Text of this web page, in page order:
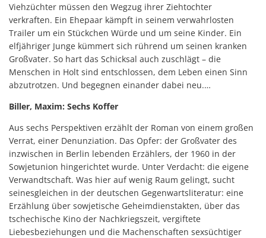
Viehzüchter müssen den Wegzug ihrer Ziehtochter
verkraften. Ein Ehepaar kämpft in seinem verwahrlosten
Trailer um ein Stückchen Würde und um seine Kinder. Ein
elfjähriger Junge kümmert sich rührend um seinen kranken
Großvater. So hart das Schicksal auch zuschlägt – die
Menschen in Holt sind entschlossen, dem Leben einen Sinn
abzutrotzen. Und begegnen einander dabei neu.…
Biller, Maxim: Sechs Koffer
Aus sechs Perspektiven erzählt der Roman von einem großen
Verrat, einer Denunziation. Das Opfer: der Großvater des
inzwischen in Berlin lebenden Erzählers, der 1960 in der
Sowjetunion hingerichtet wurde. Unter Verdacht: die eigene
Verwandtschaft. Was hier auf wenig Raum gelingt, sucht
seinesgleichen in der deutschen Gegenwartsliteratur: eine
Erzählung über sowjetische Geheimdienstakten, über das
tschechische Kino der Nachkriegszeit, vergiftete
Liebesbeziehungen und die Machenschaften sexsüchtiger